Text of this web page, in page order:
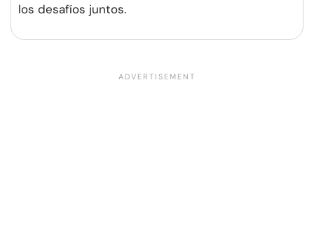
los desafíos juntos.